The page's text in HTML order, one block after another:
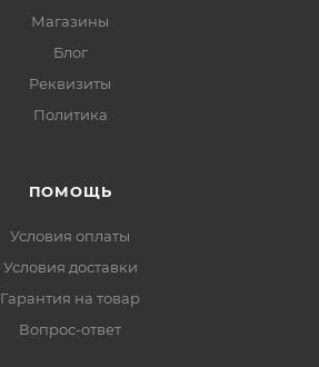
Магазины
Блог
Реквизиты
Политика
ПОМОЩЬ
Условия оплаты
Условия доставки
Гарантия на товар
Вопрос-ответ